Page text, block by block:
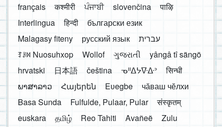
français
कश्मीरी ਪੰਜਾਬੀ slovenčina
पाऴि
Interlingua
हिन्दी
български език
Malagasy fiteny
русский язык
עברית
ꆈꌠ꒿ Nuosuhxop
Wollof ગુજરાતી
yângâ tî sängö
hrvatski
日本語 čeština ᓀᐦᐃᔭᐍᐏᐣ
सिन्धी
ພາສາລາວ
Հայերեն Eʋegbe
чӑваш чӗлхи
Basa Sunda
Fulfulde, Pulaar, Pular
संस्कृतम्
euskara
தமிழ் Reo Tahiti Avañeẽ
Zulu